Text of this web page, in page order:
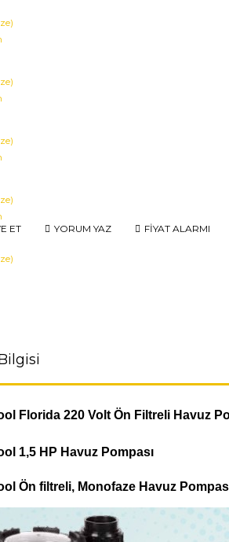
ET YORUM YAZ FİYAT ALARMI
Florida 220 Volt Ön Filtreli Havuz
1,5 HP Havuz Pompası
Ön filtreli, Monofaze Havuz